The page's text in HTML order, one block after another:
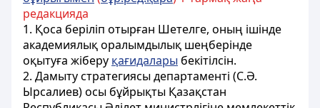
редакцияда
1. Қоса беріліп отырған Шетелге, оның ішінде
академиялық оралымдылық шеңберінде
оқытуға жіберу қағидалары бекітілсін.
2. Дамыту стратегиясы департаменті (С.Ә.
Ырсалиев) осы бұйрықты Қазақстан